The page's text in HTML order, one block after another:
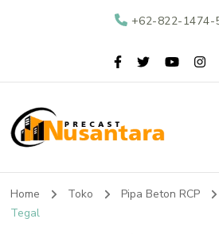
+62-822-1474-
Nusantara
Home Toko Pipa Beton RCP
Tegal